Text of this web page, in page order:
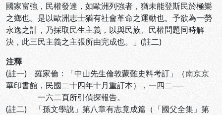
國家富強，民權發達，如歐洲列強者，猶未能登斯民於極樂
之鄉也。是以歐洲志士猶有社會革命之運動也。予欲為一勞
永逸之計，乃採取民生主義，以與民族、民權問題同時解
決，此三民主義之主張所由完成也。」(註二)
注釋
(註一) 羅家倫：「中山先生倫敦蒙難史料考訂」（南京京
華印書館，民國二十四年十月重訂本），一四二──
一六二頁所引偵探報告。
(註二) 「孫文學說」第八章有志竟成篇（「國父全集」第